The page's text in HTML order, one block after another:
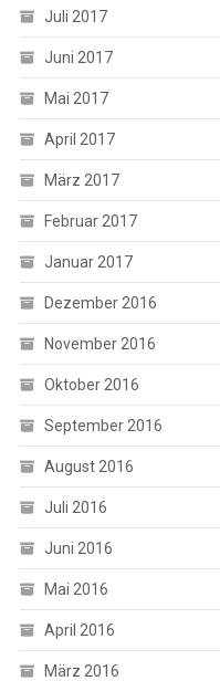
Juli 2017
Juni 2017
Mai 2017
April 2017
März 2017
Februar 2017
Januar 2017
Dezember 2016
November 2016
Oktober 2016
September 2016
August 2016
Juli 2016
Juni 2016
Mai 2016
April 2016
März 2016